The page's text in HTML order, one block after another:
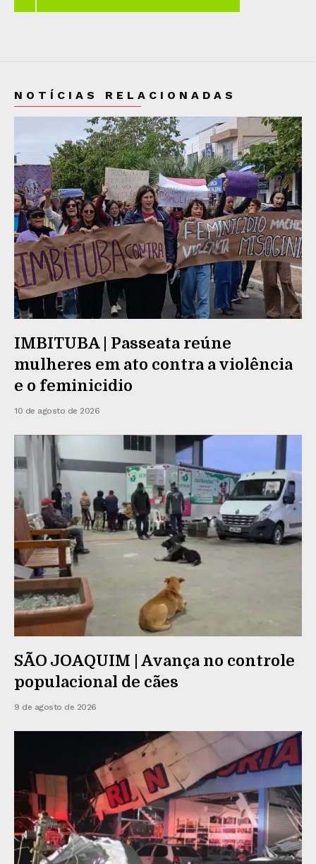
NOTÍCIAS RELACIONADAS
IMBITUBA | Passeata reúne
mulheres em ato contra a violência
e o feminicidio
10 de agosto de 2026
SÃO JOAQUIM | Avança no controle
populacional de cães
9 de agosto de 2026